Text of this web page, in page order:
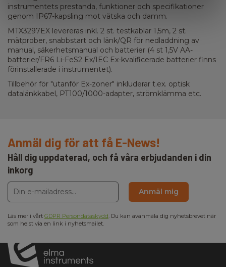
instrumentets prestanda, funktioner och specifikationer
genom IP67-kapsling mot vätska och damm.
MTX3297EX levereras inkl. 2 st. testkablar 1,5m, 2 st.
mätprober, snabbstart och länk/QR för nedladdning av
manual, säkerhetsmanual och batterier (4 st 1,5V AA-
batterier/FR6 Li-FeS2 Ex/IEC Ex-kvalificerade batterier finns
förinstallerade i instrumentet).
Tillbehör för "utanför Ex-zoner" inkluderar t.ex. optisk
datalänkkabel, PT100/1000-adapter, strömklämma etc.
Anmäl dig för att få E-News!
Håll dig uppdaterad, och få våra erbjudanden i din
inkorg
Anmäl mig
Läs mer i vårt GDPR Persondataskydd. Du kan avanmäla dig nyhetsbrevet när
som helst via en link i nyhetsmailet.